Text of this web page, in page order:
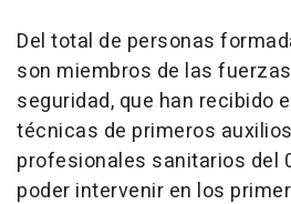
Del total de personas
son miembros de las
seguridad, que han recibido
técnicas de primeros
profesionales sanitarios del
poder intervenir en los